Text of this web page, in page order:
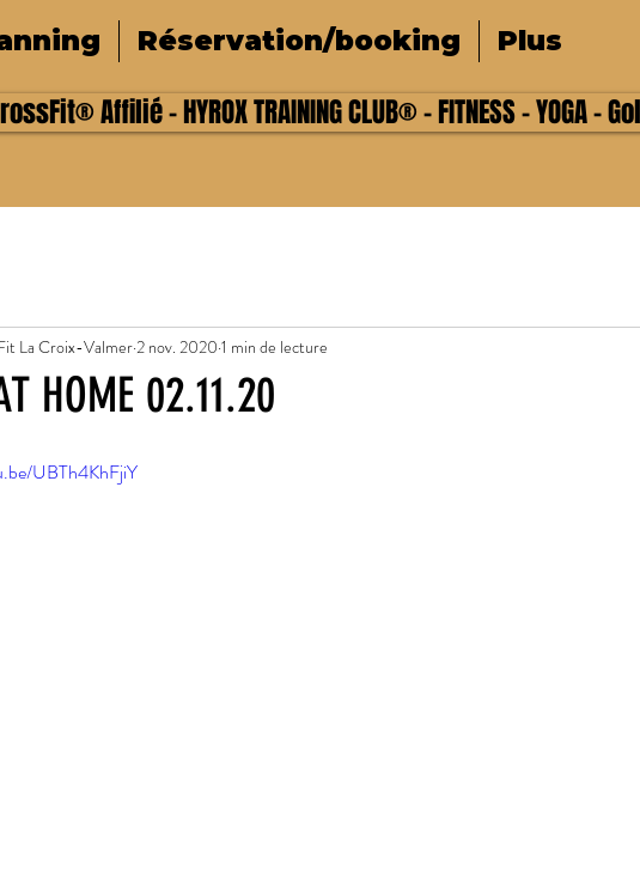
Réservation/booking Plus
Affilié - HYROX TRAINING CLUB® - FITNESS - YOGA -
HOME 02.11.20
La Croix-Valmer2 nov. 2020 1 min de lecture
UBTh4KhFjiY